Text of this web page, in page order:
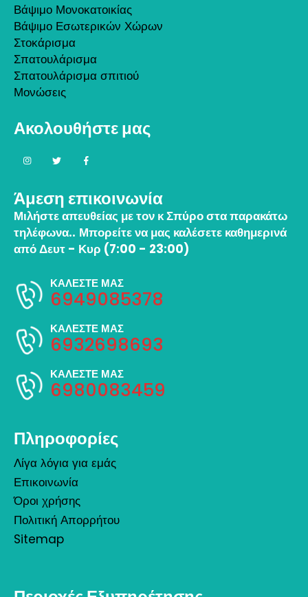
Βάψιμο Μονοκατοικίας
Βάψιμο Εσωτερικών Χώρων
Στοκάρισμα
Σπατουλάρισμα
Σπατουλάρισμα σπιτιού
Μονώσεις
Ακολουθήστε μας
Άμεση επικοινωνία
Μιλήστε απευθείας με τον κ Σπύρο στα παρακάτω
τηλέφωνα.. Μπορείτε να μας καλέσετε καθημερινά
από Δευτ - Κυρ (7:00 - 23:00)
ΚΑΛΕΣΤΕ ΜΑΣ
6949085378
ΚΑΛΕΣΤΕ ΜΑΣ
6932698693
ΚΑΛΕΣΤΕ ΜΑΣ
6980083459
Πληροφορίες
Λίγα λόγια για εμάς
Επικοινωνία
Όροι χρήσης
Πολιτική Απορρήτου
Sitemap